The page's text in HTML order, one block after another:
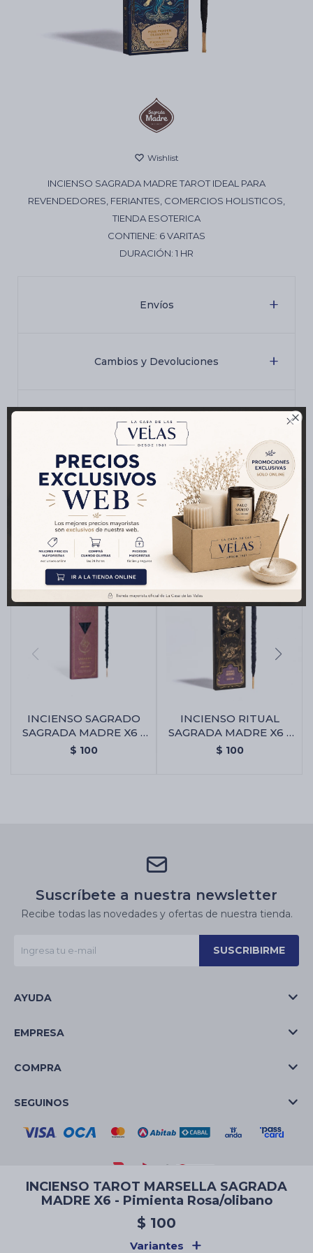

INCIENSO TAROT MARSELLA SAGRADA
MADRE X6 - Pimienta Rosa/olibano
$ 100
Variantes
INCIENSO SAGRADA MADRE TAROT IDEAL PARA
REVENDEDORES, FERIANTES, COMERCIOS HOLISTICOS,
TIENDA ESOTERICA
CONTIENE: 6 VARITAS
DURACIÓN: 1 HR
Envíos
Cambios y Devoluciones
Medios de pago
Productos que te pueden interesar
INCIENSO SAGRADO
SAGRADA MADRE X6 -
Amor Eterno
$ 100
INCIENSO RITUAL
SAGRADA MADRE X6 -
Abundancia
$ 100
Suscríbete a nuestra newsletter
Recibe todas las novedades y ofertas de nuestra tienda.
SUSCRIBIRME
AYUDA
EMPRESA
COMPRA
SEGUINOS
© Copyright 2026 / La Casa de las Velas
Cartas de Tarot
Artículos Esotéricos